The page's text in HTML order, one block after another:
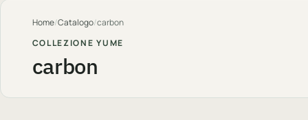
Home/Catalogo/carbon
COLLEZIONE YUME
carbon